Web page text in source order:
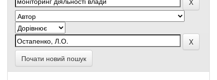
Почати новий пошук